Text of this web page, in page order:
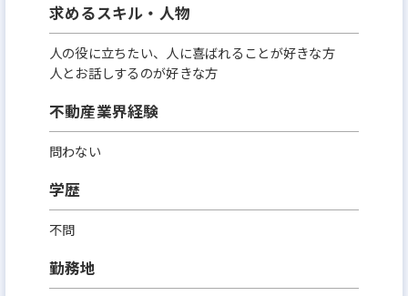
求めるスキル・人物
人の役に立ちたい、人に喜ばれることが好きな方
人とお話しするのが好きな方
不動産業界経験
問わない
学歴
不問
勤務地